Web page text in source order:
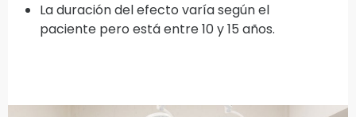
La duración del efecto varía según el
paciente pero está entre 10 y 15 años.